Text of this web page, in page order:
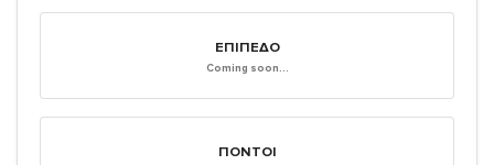
ΕΠΊΠΕΔΟ
Coming soon...
ΠΌΝΤΟΙ